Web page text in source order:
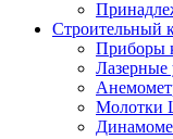
Строительный
Приборы
Лазерные
Молотки